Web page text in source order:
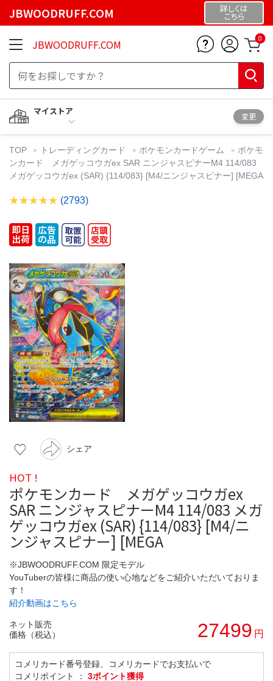
JBWOODRUFF.COM 詳しくは
こちら
JBWOODRUFF.COM 0
マイストア
変更
TOP トレーディングカード ポケモンカードゲーム
ポケモ
ンカード メガゲッコウガex SAR ニンジャスピナーM4 114/083
メガゲッコウガex (SAR) {114/083} [M4/ニンジャスピナー] [MEGA
(2793)
シェア
HOT !
ポケモンカード メガゲッコウガex
SAR ニンジャスピナーM4 114/083 メガ
ゲッコウガex (SAR) {114/083} [M4/ニ
ンジャスピナー] [MEGA
※JBWOODRUFF.COM 限定モデル
YouTuberの皆様に商品の使い心地などをご紹介いただいておりま
す！
紹介動画はこちら
ネット販売
価格（税込）
27499 円
コメリカード番号登録、コメリカードでお支払いで
コメリポイント ： 3ポイント獲得